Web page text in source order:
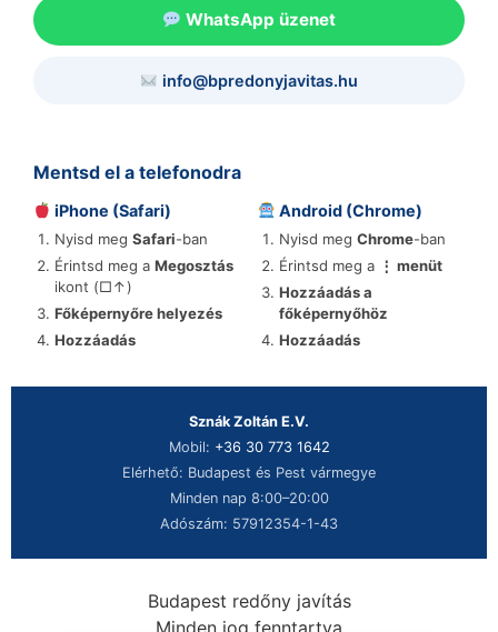
WhatsApp üzenet
info@bpredonyjavitas.hu
Mentsd el a telefonodra
iPhone (Safari)
Nyisd megSafari-ban
Érintsd meg aMegosztás
ikont (□↑)
Főképernyőre helyezés
Hozzáadás
Android (Chrome)
Nyisd megChrome-ban
Érintsd meg a ⋮ menüt
Hozzáadás a
főképernyőhöz
Hozzáadás
Sznák Zoltán E.V.
Mobil: +36 30 773 1642
Elérhető: Budapest és Pest vármegye
Minden nap 8:00–20:00
Adószám: 57912354-1-43
Budapest redőny javítás
Minden jog fenntartva